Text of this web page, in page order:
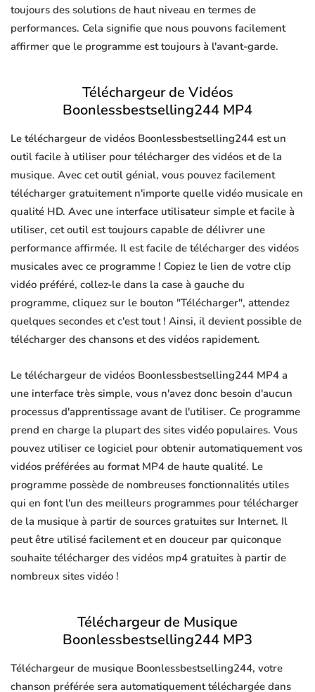
toujours des solutions de haut niveau en termes de
performances. Cela signifie que nous pouvons facilement
affirmer que le programme est toujours à l'avant-garde.
Téléchargeur de Vidéos
Boonlessbestselling244 MP4
Le téléchargeur de vidéos Boonlessbestselling244 est un
outil facile à utiliser pour télécharger des vidéos et de la
musique. Avec cet outil génial, vous pouvez facilement
télécharger gratuitement n'importe quelle vidéo musicale en
qualité HD. Avec une interface utilisateur simple et facile à
utiliser, cet outil est toujours capable de délivrer une
performance affirmée. Il est facile de télécharger des vidéos
musicales avec ce programme ! Copiez le lien de votre clip
vidéo préféré, collez-le dans la case à gauche du
programme, cliquez sur le bouton "Télécharger", attendez
quelques secondes et c'est tout ! Ainsi, il devient possible de
télécharger des chansons et des vidéos rapidement.
Le téléchargeur de vidéos Boonlessbestselling244 MP4 a
une interface très simple, vous n'avez donc besoin d'aucun
processus d'apprentissage avant de l'utiliser. Ce programme
prend en charge la plupart des sites vidéo populaires. Vous
pouvez utiliser ce logiciel pour obtenir automatiquement vos
vidéos préférées au format MP4 de haute qualité. Le
programme possède de nombreuses fonctionnalités utiles
qui en font l'un des meilleurs programmes pour télécharger
de la musique à partir de sources gratuites sur Internet. Il
peut être utilisé facilement et en douceur par quiconque
souhaite télécharger des vidéos mp4 gratuites à partir de
nombreux sites vidéo !
Téléchargeur de Musique
Boonlessbestselling244 MP3
Téléchargeur de musique Boonlessbestselling244, votre
chanson préférée sera automatiquement téléchargée dans